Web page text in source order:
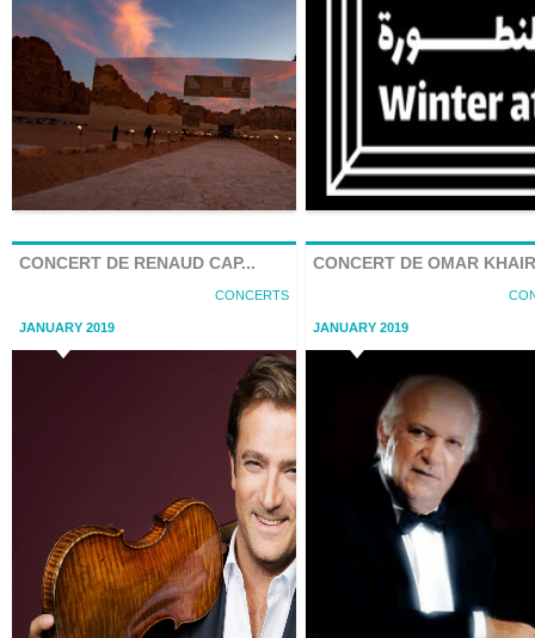
CONCERT DE RENAUD CAP...
CONCERTS
JANUARY 2019
Winter At Tantoura
CONCERT DE OMAR
JANUARY 2019
Winter At Tantoura